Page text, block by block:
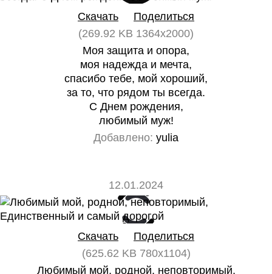
Скачать
Поделиться
(269.92 KB 1364x2000)
Моя защита и опора,
моя надежда и мечта,
спасибо тебе, мой хороший,
за то, что рядом ты всегда.
С Днем рождения,
любимый муж!
Добавлено: yulia
12.01.2024
0 0
Скачать
Поделиться
(625.62 KB 780x1104)
Любимый мой, родной, неповторимый,